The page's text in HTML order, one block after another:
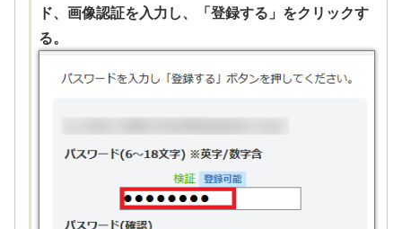
ド、画像認証を入力し、「登録する」をクリックす
る。